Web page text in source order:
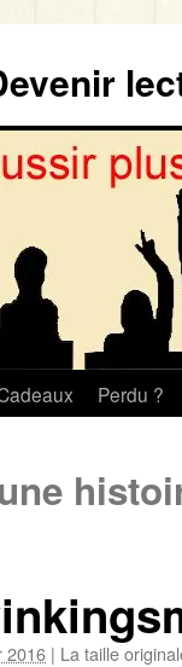
Perdu ?
2016 | La taille